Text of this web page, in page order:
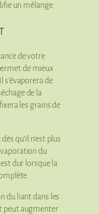
un mélange.
de votre
de mieux
de
de la
les grains de
qu’il n’est plus
du
dur lorsque la
du liant dans les
peut augmenter